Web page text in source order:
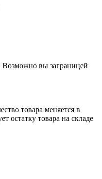
Возможно вы заграницей
товара меняется в
остатку товара на складе